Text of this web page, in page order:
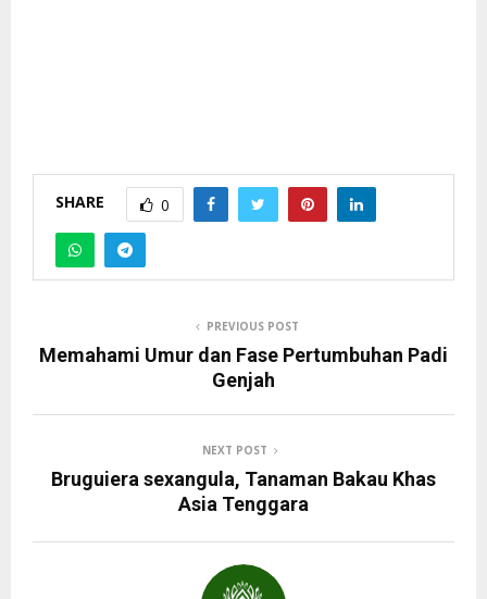
SHARE 0
PREVIOUS POST
Memahami Umur dan Fase Pertumbuhan Padi
Genjah
NEXT POST
Bruguiera sexangula, Tanaman Bakau Khas
Asia Tenggara